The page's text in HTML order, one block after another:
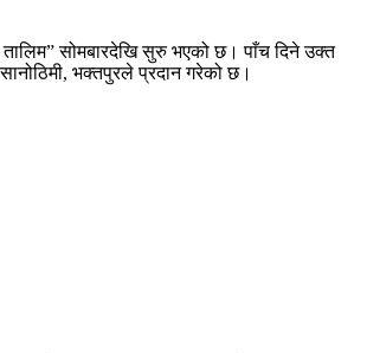
तालिम” सोमबारदेखि सुरु भएको छ। पाँच दिने उक्त
भक्तपुरले प्रदान गरेको छ।